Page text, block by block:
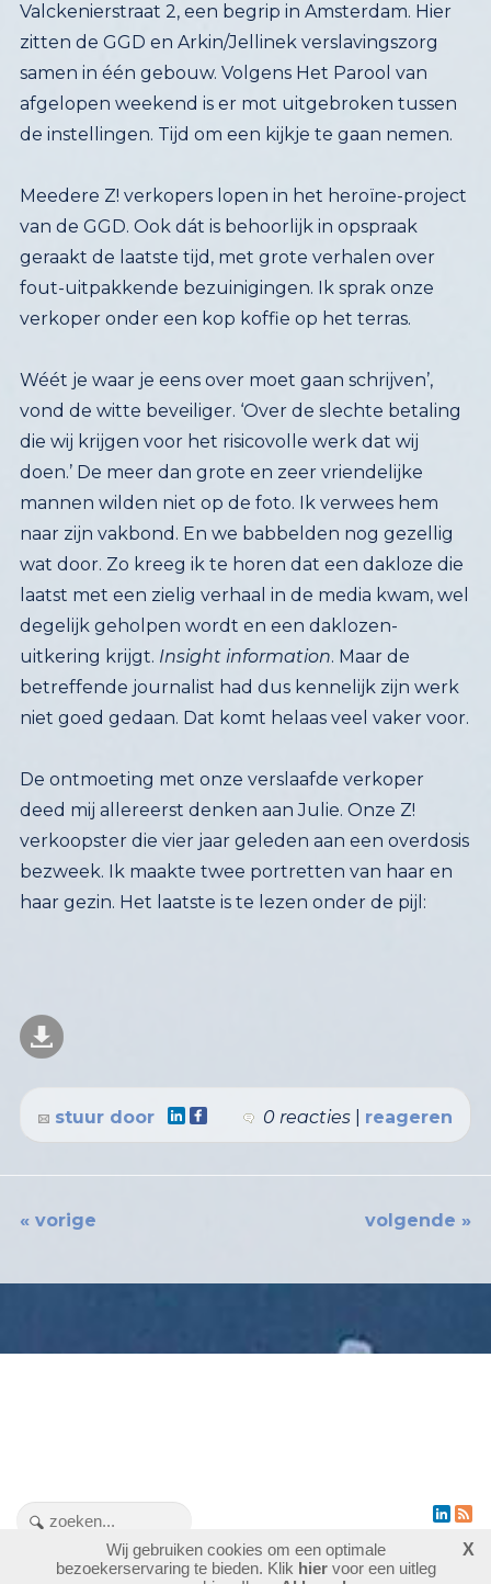
de instellingen. Tijd om een kijkje te gaan nemen.
Meedere Z! verkopers lopen in het heroïne-project
van de GGD. Ook dát is behoorlijk in opspraak
geraakt de laatste tijd, met grote verhalen over
fout-uitpakkende bezuinigingen. Ik sprak onze
verkoper onder een kop koffie op het terras.
Wéét je waar je eens over moet gaan schrijven’,
vond de witte beveiliger. ‘Over de slechte betaling
die wij krijgen voor het risicovolle werk dat wij
doen.’ De meer dan grote en zeer vriendelijke
mannen wilden niet op de foto. Ik verwees hem
naar zijn vakbond. En we babbelden nog gezellig
wat door. Zo kreeg ik te horen dat een dakloze die
laatst met een zielig verhaal in de media kwam, wel
degelijk geholpen wordt en een daklozen-
uitkering krijgt. Insight information. Maar de
betreffende journalist had dus kennelijk zijn werk
niet goed gedaan. Dat komt helaas veel vaker voor.
De ontmoeting met onze verslaafde verkoper
deed mij allereerst denken aan Julie. Onze Z!
verkoopster die vier jaar geleden aan een overdosis
bezweek. Ik maakte twee portretten van haar en
haar gezin. Het laatste is te lezen onder de pijl:
0 reacties reageren
stuur door
« vorige volgende »
1476503 bezoekers - 6 online
login
Wij gebruiken cookies om een optimale
bezoekerservaring te bieden. Klik hiervoor een uitleg
X